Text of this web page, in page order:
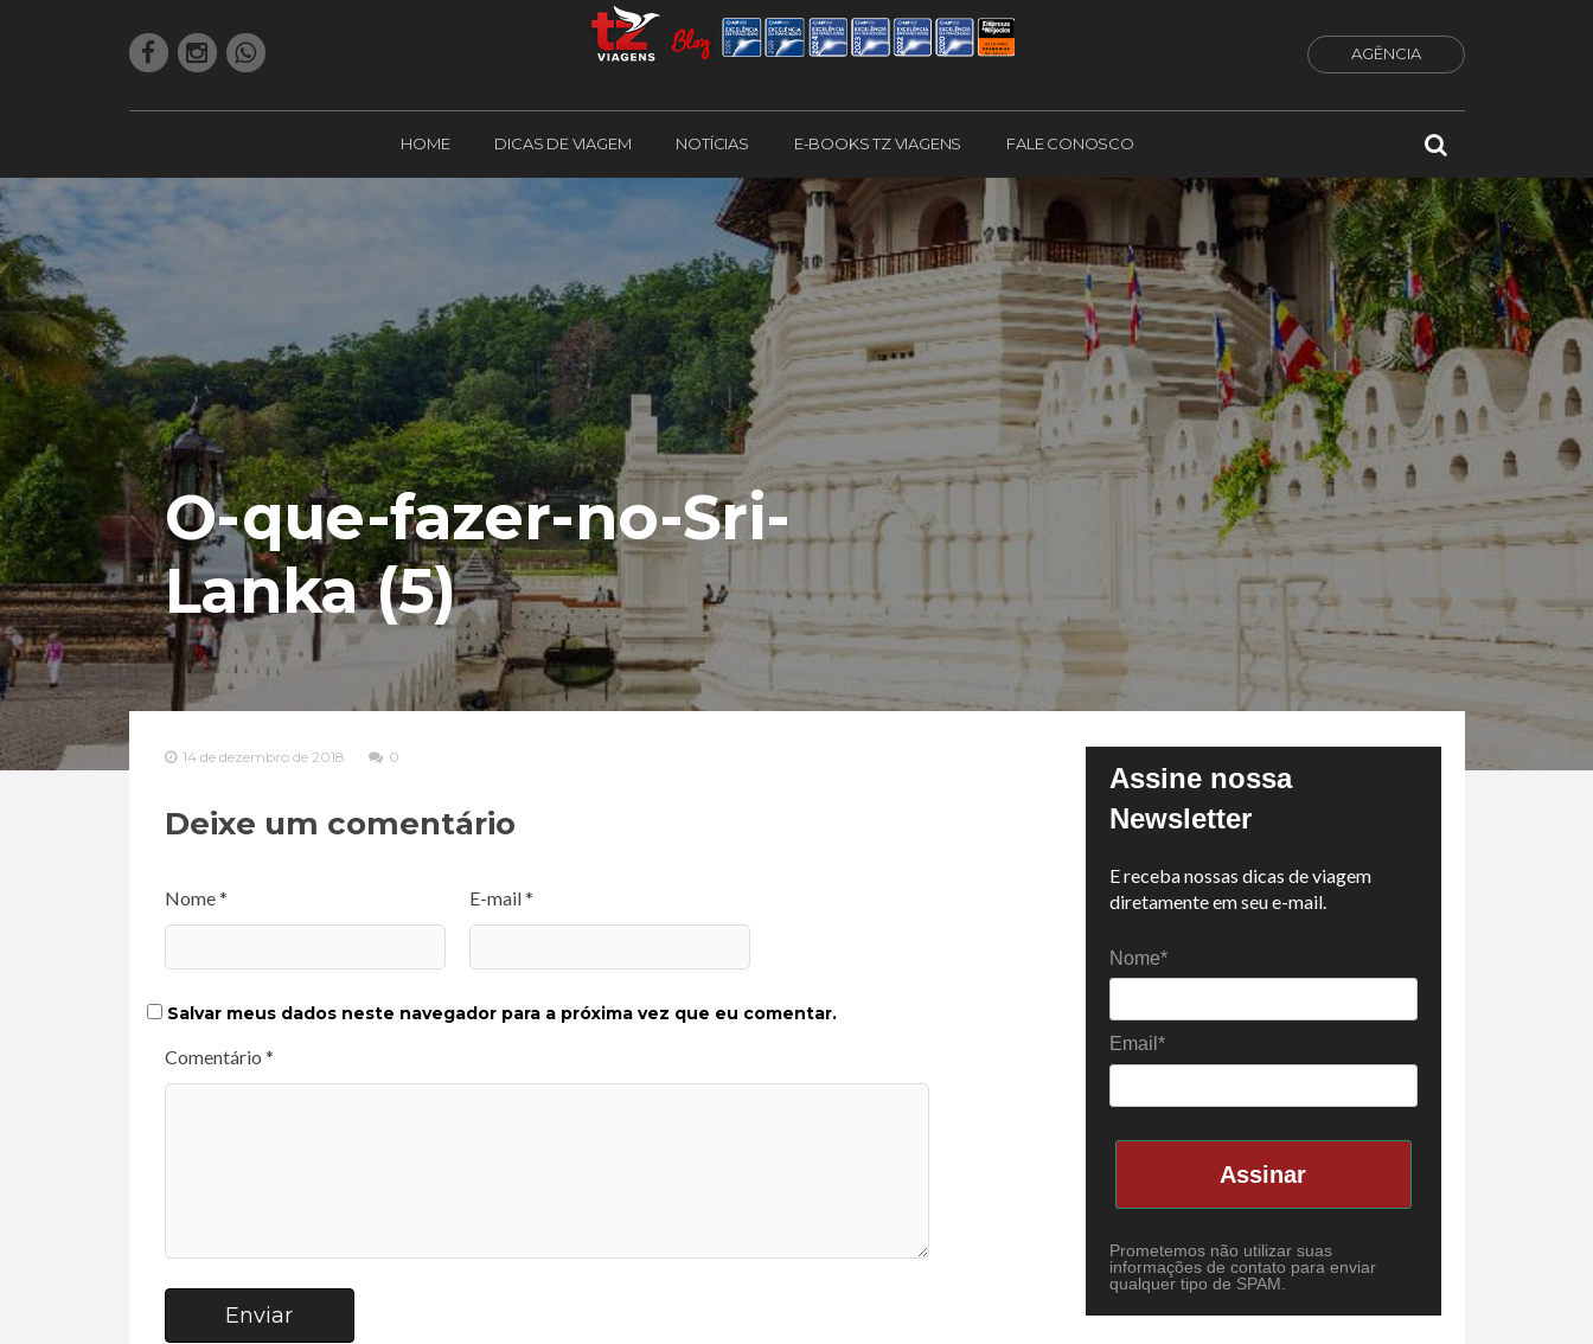
AGÊNCIA
HOME DICAS DE VIAGEM NOTÍCIAS E-BOOKS TZ VIAGENS FALE CONOSCO
O-que-fazer-no-Sri-
Lanka (5)
14 de dezembro de 2018 0
Deixe um comentário
Nome * E-mail *
Salvar meus dados neste navegador para a próxima vez que eu comentar.
Comentário *
Enviar
Assine nossa
Newsletter
E receba nossas dicas de viagem
diretamente em seu e-mail.
Nome*
Email*
Assinar
Prometemos não utilizar suas
informações de contato para enviar
qualquer tipo de SPAM.